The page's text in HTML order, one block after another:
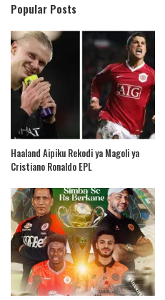
Popular Posts
Haaland Aipiku Rekodi ya Magoli ya
Cristiano Ronaldo EPL